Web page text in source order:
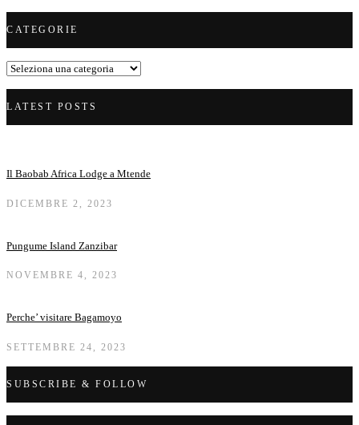
CATEGORIE
Categorie
LATEST POSTS
Il Baobab Africa Lodge a Mtende
DICEMBRE 2, 2023
Pungume Island Zanzibar
NOVEMBRE 4, 2023
Perche’ visitare Bagamoyo
SETTEMBRE 24, 2023
SUBSCRIBE & FOLLOW